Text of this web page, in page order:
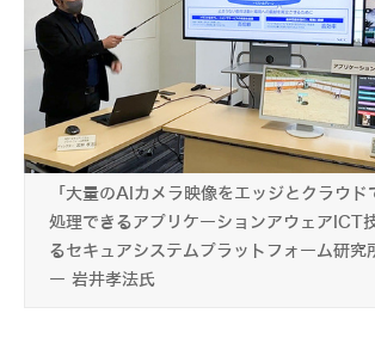
「大量のAIカメラ映像をエッジとクラウド
処理できるアプリケーションアウェアICT
るセキュアシステムプラットフォーム研究
ー 岩井孝法氏